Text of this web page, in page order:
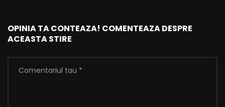
OPINIA TA CONTEAZA! COMENTEAZA DESPRE
ACEASTA STIRE